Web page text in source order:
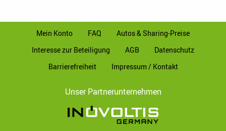
Mein Konto FAQ
Autos & Sharing-Preise
Interesse zur Beteiligung
AGB
Datenschutz
Barrierefreiheit
Impressum / Kontakt
Unser Partnerunternehmen